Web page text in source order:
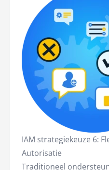
IAM strategiekeuze 6:
Autorisatie
Traditioneel